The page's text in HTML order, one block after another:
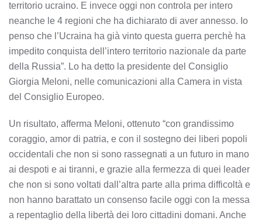
territorio ucraino. E invece oggi non controla per intero
neanche le 4 regioni che ha dichiarato di aver annesso. Io
penso che l’Ucraina ha già vinto questa guerra perchè ha
impedito conquista dell’intero territorio nazionale da parte
della Russia”. Lo ha detto la presidente del Consiglio
Giorgia Meloni, nelle comunicazioni alla Camera in vista
del Consiglio Europeo.
Un risultato, afferma Meloni, ottenuto “con grandissimo
coraggio, amor di patria, e con il sostegno dei liberi popoli
occidentali che non si sono rassegnati a un futuro in mano
ai despoti e ai tiranni, e grazie alla fermezza di quei leader
che non si sono voltati dall’altra parte alla prima difficoltà e
non hanno barattato un consenso facile oggi con la messa
a repentaglio della libertà dei loro cittadini domani. Anche